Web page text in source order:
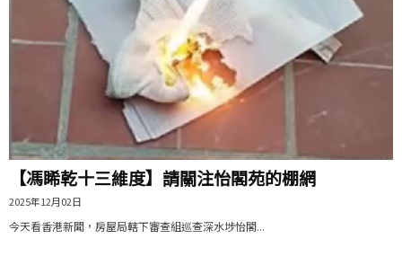
【馮睎乾十三維度】請關注怡閣苑的棚網
2025年12月02日
今天看香港新聞，房屋局轄下審查組巡查深水埗怡閣...